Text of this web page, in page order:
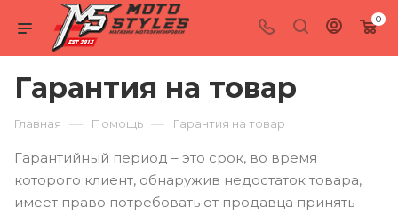
0
Гарантия на товар
Главная — Помощь — Гарантия на товар
Гарантийный период – это срок, во время
которого клиент, обнаружив недостаток товара,
имеет право потребовать от продавца принять